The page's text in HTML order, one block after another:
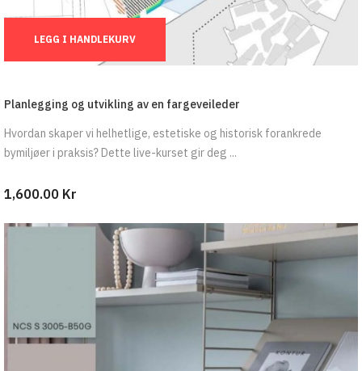
LEGG I HANDLEKURV
Planlegging og utvikling av en fargeveileder
Hvordan skaper vi helhetlige, estetiske og historisk forankrede
bymiljøer i praksis? Dette live-kurset gir deg ...
1,600.00 Kr